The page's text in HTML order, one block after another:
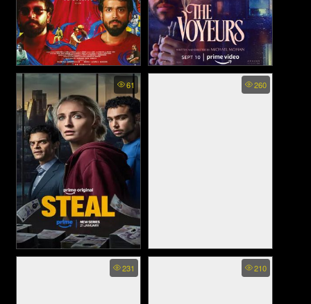
A Star Shoots Across the
Sky (Natchathiram
Nagargiradhu) - ดาวระยับข้าม
ฟ้า (2022)
The Voyeurs - ส่อง แส่ ซวย
61
Steal พากย์ไทย - สตีล ลับ ลวง
260
Veeran - วีรัน-ฮีโร่สายฟ้าทมิฬ
231 210